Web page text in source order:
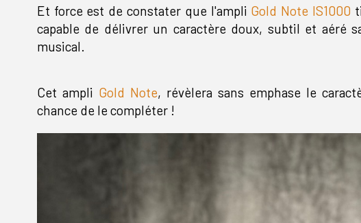
Et force est de constater que l'ampli Gold Note IS1000
capable de délivrer un caractère doux, subtil et aéré
musical.
Cet ampli Gold Note, révèlera sans emphase le
chance de le compléter !